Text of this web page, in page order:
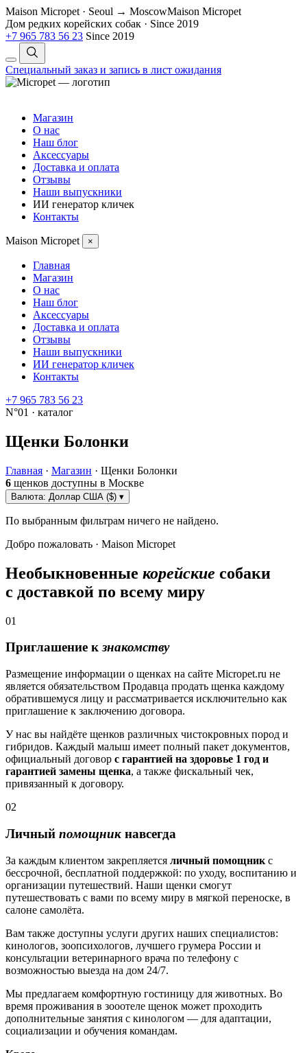
Maison Micropet · Seoul → MoscowMaison Micropet
Дом редких корейских собак · Since 2019
+7 965 783 56 23 Since 2019
Специальный заказ и запись в лист ожидания
Магазин
О нас
Наш блог
Аксессуары
Доставка и оплата
Отзывы
Наши выпускники
ИИ генератор кличек
Контакты
Maison Micropet ×
Главная
Магазин
О нас
Наш блог
Аксессуары
Доставка и оплата
Отзывы
Наши выпускники
ИИ генератор кличек
Контакты
+7 965 783 56 23
N°01 · каталог
Щенки Болонки
Главная · Магазин · Щенки Болонки
6 щенков доступны в Москве
Валюта: Доллар США ($) ▾
По выбранным фильтрам ничего не найдено.
Добро пожаловать · Maison Micropet
Необыкновенные корейские собаки
с доставкой по всему миру
01
Приглашение кзнакомству
Размещение информации о щенках на сайте Micropet.ru не
является обязательством Продавца продать щенка каждому
обратившемуся лицу и рассматривается исключительно как
приглашение к заключению договора.
У нас вы найдёте щенков различных чистокровных пород и
гибридов. Каждый малыш имеет полный пакет документов,
официальный договор с гарантией на здоровье 1 год и
гарантией замены щенка, а также фискальный чек,
привязанный к договору.
02
Личный помощник навсегда
За каждым клиентом закрепляется личный помощник с
бессрочной, бесплатной поддержкой: по уходу, воспитанию и
организации путешествий. Наши щенки смогут
путешествовать с вами по всему миру в мягкой переноске, в
салоне самолёта.
Вам также доступны услуги других наших специалистов:
кинологов, зоопсихологов, лучшего грумера России и
консультации ветеринарного врача по телефону с
возможностью выезда на дом 24/7.
Мы предлагаем комфортную гостиницу для животных. Во
время проживания в зооотеле щенок может проходить
дополнительные занятия с кинологом — для адаптации,
социализации и обучения командам.